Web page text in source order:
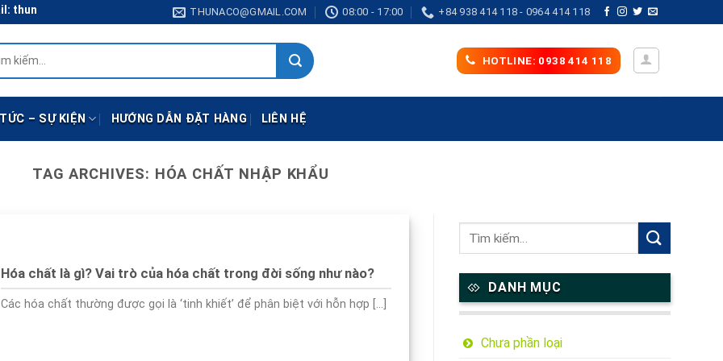
THUNACO@GMAIL.COM 08:00 - 17:00 +84 938 414 118 - 0964 414 118
HOTLINE: 0938 414 118
– SỰ KIỆN HƯỚNG DẪN ĐẶT HÀNG LIÊN HỆ
TAG ARCHIVES: HÓA CHẤT NHẬP KHẨU
Hóa chất là gì? Vai trò của hóa chất trong đời sống như nào?
Các hóa chất thường được gọi là ‘tinh khiết’ để phân biệt với hỗn hợp [...]
DANH MỤC
Chưa phần loại